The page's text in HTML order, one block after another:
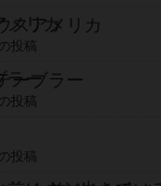
スアメリカ
投稿
ーブラー
投稿
投稿